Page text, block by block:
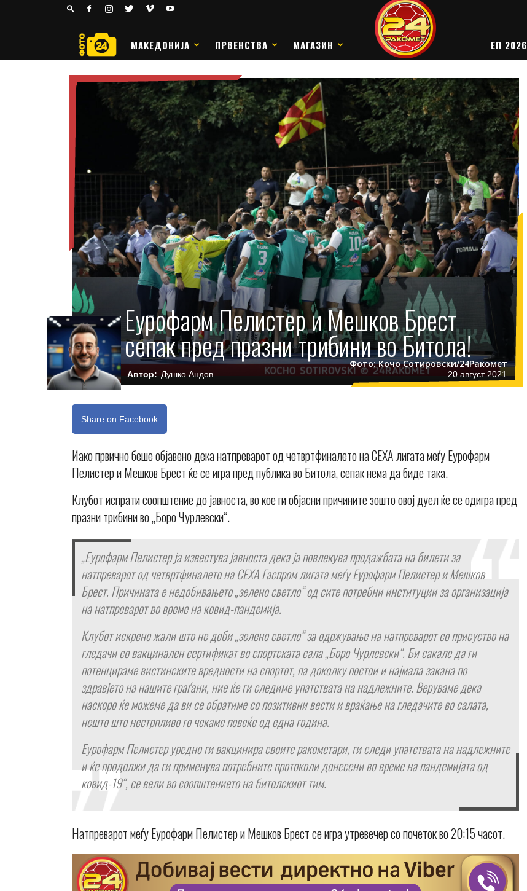
РАКОМЕТ
МАКЕДОНИЈА ПРВЕНСТВА МАГАЗИН ЕП 2026
Еурофарм Пелистер и Мешков Брест
сепак пред празни трибини во Битола!
Автор: Душко Андов 20 август 2021
Фото: Кочо Сотировски/24Ракомет
Share on Facebook
Иако првично беше објавено дека натпреварот од четвртфиналето на СЕХА лигата меѓу Еурофарм
Пелистер и Мешков Брест ќе се игра пред публика во Битола, сепак нема да биде така.
Клубот испрати соопштение до јавноста, во кое ги објасни причините зошто овој дуел ќе се одигра пред
празни трибини во „Боро Чурлевски“.
„Еурофарм Пелистер ја известува јавноста дека ја повлекува продажбата на билети за
натпреварот од четвртфиналето на СЕХА Гаспром лигата меѓу Еурофарм Пелистер и Мешков
Брест. Причината е недобивањето „зелено светло“ од сите потребни институции за организација
на натпреварот во време на ковид-пандемија.
Клубот искрено жали што не доби „зелено светло“ за одржување на натпреварот со присуство на
гледачи со вакцинален сертификат во спортската сала „Боро Чурлевски“. Би сакале да ги
потенцираме вистинските вредности на спортот, па доколку постои и најмала закана по
здравјето на нашите граѓани, ние ќе ги следиме упатствата на надлежните. Веруваме дека
наскоро ќе можеме да ви се обратиме со позитивни вести и враќање на гледачите во салата,
нешто што нестрпливо го чекаме повеќе од една година.
Еурофарм Пелистер уредно ги вакцинира своите ракометари, ги следи упатствата на надлежните
и ќе продолжи да ги применува потребните протоколи донесени во време на пандемијата од
ковид-19“, се вели во соопштението на битолскиот тим.
Натпреварот меѓу Еурофарм Пелистер и Мешков Брест се игра утревечер со почеток во 20:15 часот.